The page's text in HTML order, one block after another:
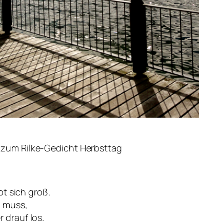
Rilke-Gedicht Herbsttag
sich groß.
drauf los.